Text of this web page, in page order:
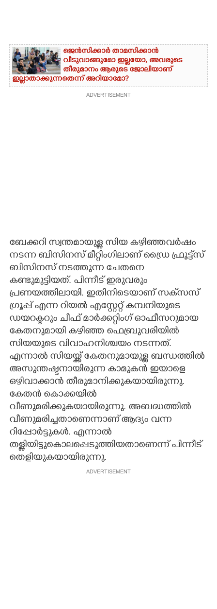
ജെൻസിക്കാർ താമസിക്കാൻ
വീടുവാങ്ങുമോ ഇല്ലയോ, അവരുടെ
തീരുമാനം ആരുടെ ജോലിയാണ്
ഇല്ലാതാക്കുന്നതെന്ന് അറിയാമോ?
ADVERTISEMENT
ബേക്കറി സ്വന്തമായുള്ള സിയ കഴിഞ്ഞവർഷം
നടന്ന ബിസിനസ് മീറ്റിംഗിലാണ് ഡ്രൈ ഫ്രൂട്ട്‌സ്
ബിസിനസ് നടത്തുന്ന ചേതനെ
കണ്ടുമുട്ടിയത്. പിന്നീട് ഇരുവരും
പ്രണയത്തിലായി. ഇതിനിടെയാണ് സക്‌സസ്
ഗ്രൂപ്പ് എന്ന റിയൽ എസ്റ്റേറ്റ് കമ്പനിയുടെ
ഡയറക്ടറും ചീഫ് മാർക്കറ്റിംഗ് ഓഫീസറുമായ
കേതനുമായി കഴിഞ്ഞ ഫെബ്രുവരിയിൽ
സിയയുടെ വിവാഹനിശ്ചയം നടന്നത്.
എന്നാൽ സിയയ്ക്ക് കേതനുമായുള്ള ബന്ധത്തിൽ
അസുന്തഷ്ടനായിരുന്ന കാമുകൻ ഇയാളെ
ഒഴിവാക്കാൻ തീരുമാനിക്കുകയായിരുന്നു.
കേതൻ കൊക്കയിൽ
വീണുമരിക്കുകയായിരുന്നു. അബദ്ധത്തിൽ
വീണുമരിച്ചതാണെന്നാണ് ആദ്യം വന്ന
റിപ്പോർട്ടുകൾ. എന്നാൽ
തള്ളിയിട്ടുകൊലപ്പെടുത്തിയതാണെന്ന് പിന്നീട്
തെളിയുകയായിരുന്നു.
ADVERTISEMENT